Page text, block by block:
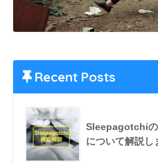
Recent Posts
Sleepagotchiの
について解説し